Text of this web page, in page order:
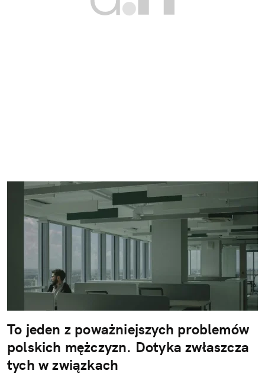
To jeden z poważniejszych problemów
polskich mężczyzn. Dotyka zwłaszcza
tych w związkach